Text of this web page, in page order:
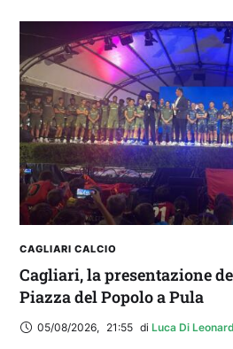
IL CAGLIARI SI PRESENTA
DIRETTA
CAGLIARI CALCIO
Cagliari, la presentazione
Piazza del Popolo a Pula
05/08/2026, 21:55 di Luca Di